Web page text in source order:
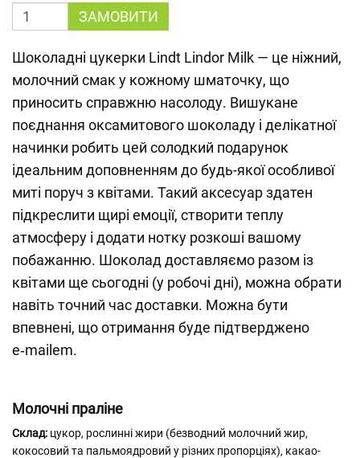
ЗАМОВИТИ
Шоколадні цукерки Lindt Lindor Milk — це ніжний,
молочний смак у кожному шматочку, що
приносить справжню насолоду. Вишукане
поєднання оксамитового шоколаду і делікатної
начинки робить цей солодкий подарунок
ідеальним доповненням до будь-якої особливої
миті поруч з квітами. Такий аксесуар здатен
підкреслити щирі емоції, створити теплу
атмосферу і додати нотку розкоші вашому
побажанню. Шоколад доставляємо разом із
квітами ще сьогодні (у робочі дні), можна обрати
навіть точний час доставки. Можна бути
впевнені, що отримання буде підтверджено
e‑mailem.
Молочні праліне
Склад: цукор, рослинні жири (безводний молочний жир,
кокосовий та пальмоядровий у різних пропорціях), какао-